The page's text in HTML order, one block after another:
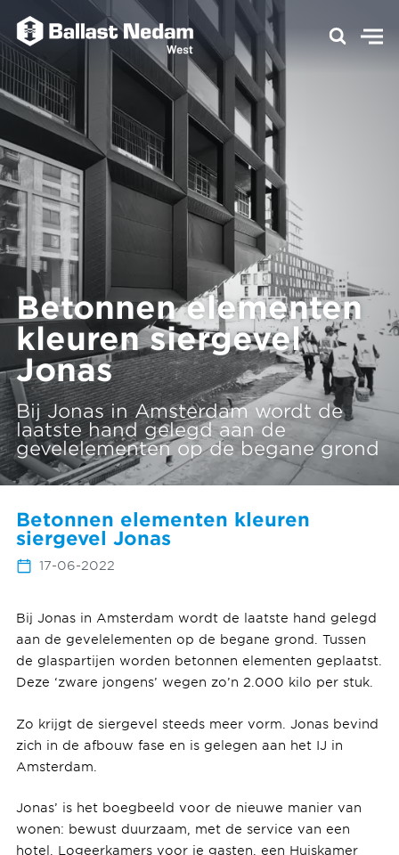
Betonnen elementen
kleuren siergevel
Jonas
Bij Jonas in Amsterdam wordt de
laatste hand gelegd aan de
gevelelementen op de begane grond
Betonnen elementen kleuren
siergevel Jonas
17-06-2022
Bij Jonas in Amsterdam wordt de laatste hand gelegd
aan de gevelelementen op de begane grond. Tussen
de glaspartijen worden betonnen elementen geplaatst.
Deze ‘zware jongens’ wegen zo’n 2.000 kilo per stuk.
Zo krijgt de siergevel steeds meer vorm. Jonas bevind
zich in de afbouw fase en is gelegen aan het IJ in
Amsterdam.
Jonas’ is het boegbeeld voor de nieuwe manier van
wonen: bewust duurzaam, met de service van een
hotel. Logeerkamers voor je gasten, een Huiskamer